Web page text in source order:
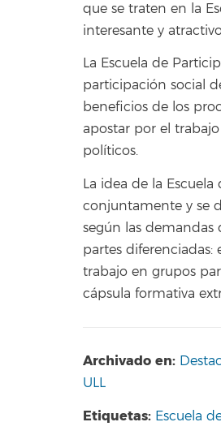
que se traten en la
interesante y
La Escuela de
participación social
beneficios de los
apostar por el
políticos.
La idea de la
conjuntamente y se
según las demandas
partes
trabajo en grupos
cápsula formativa
Archivado en:
ULL
Etiquetas: Escuela